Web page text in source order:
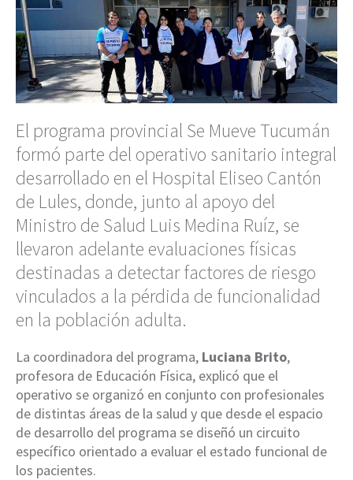
El programa provincial Se Mueve Tucumán
formó parte del operativo sanitario integral
desarrollado en el Hospital Eliseo Cantón
de Lules, donde, junto al apoyo del
Ministro de Salud Luis Medina Ruíz, se
llevaron adelante evaluaciones físicas
destinadas a detectar factores de riesgo
vinculados a la pérdida de funcionalidad
en la población adulta.
La coordinadora del programa, Luciana Brito,
profesora de Educación Física, explicó que el
operativo se organizó en conjunto con profesionales
de distintas áreas de la salud y que desde el espacio
de desarrollo del programa se diseñó un circuito
específico orientado a evaluar el estado funcional de
los pacientes.